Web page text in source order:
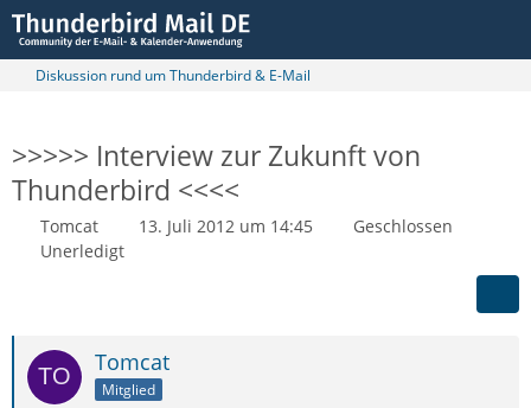
Diskussion rund um Thunderbird & E-Mail
>>>>> Interview zur Zukunft von
Thunderbird <<<<
Tomcat 13. Juli 2012 um 14:45
Geschlossen
Unerledigt
Tomcat
Mitglied